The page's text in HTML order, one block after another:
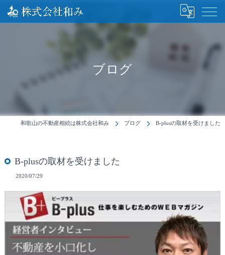
ブログ
和歌山の不動産相続は株式会社和み ブログ B-plusの取材を受けました
B-plusの取材を受けました
2020/07/29